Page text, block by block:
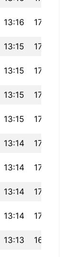
13:16 17:10
13:15 17:08
13:15 17:07
13:15 17:06
13:15 17:05
13:14 17:04
13:14 17:02
13:14 17:01
13:14 17:00
13:13 16:58